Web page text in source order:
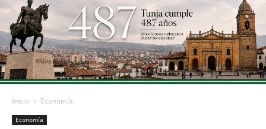
Inicio Economía
Economía